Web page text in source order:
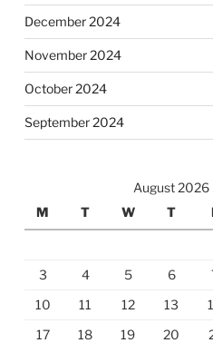
December 2024
November 2024
October 2024
September 2024
August 2026
M
T W T
3
4 5 6
10
11 12 13
17
18 19 20